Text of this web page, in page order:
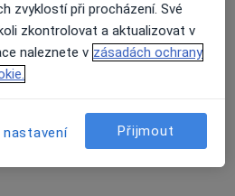
zvyklostí při procházení. Své
zkontrolovat a aktualizovat v
naleznete v zásadách ochrany
nastavení Přijmout